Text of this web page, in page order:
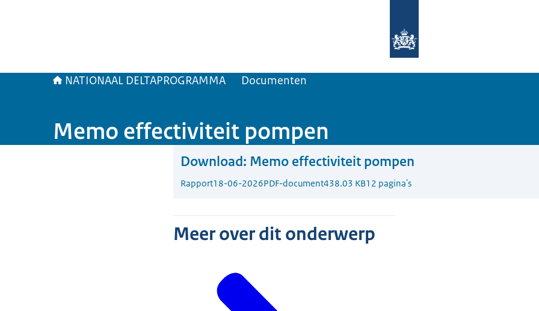
NATIONAAL DELTAPROGRAMMA Documenten
Memo effectiviteit pompen
Download: Memo effectiviteit pompen
Rapport18-06-2026PDF-document438.03 KB12 pagina's
Meer over dit onderwerp